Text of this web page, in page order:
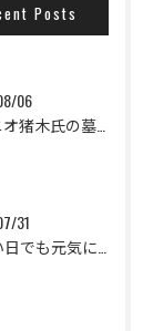
Posts
06
31